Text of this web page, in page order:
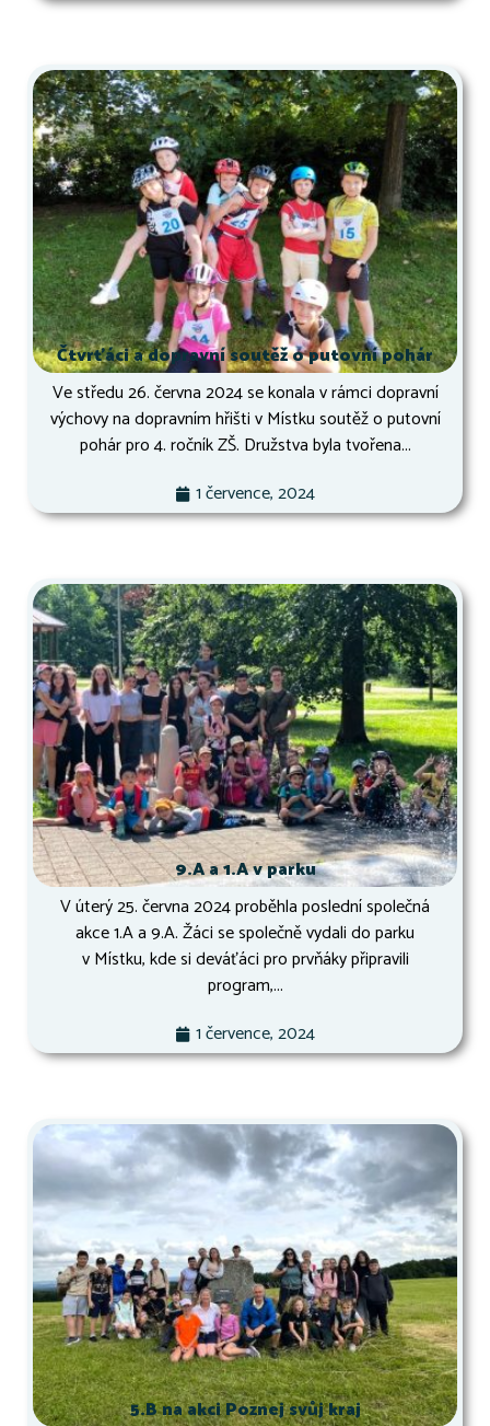
Čtvrťáci a dopravní soutěž o putovní pohár
Ve středu 26. června 2024 se konala v rámci dopravní
výchovy na dopravním hřišti v Místku soutěž o putovní
pohár pro 4. ročník ZŠ. Družstva byla tvořena...
1 července, 2024
9.A a 1.A v parku
V úterý 25. června 2024 proběhla poslední společná
akce 1.A a 9.A. Žáci se společně vydali do parku
v Místku, kde si deváťáci pro prvňáky připravili
program,...
1 července, 2024
5.B na akci Poznej svůj kraj